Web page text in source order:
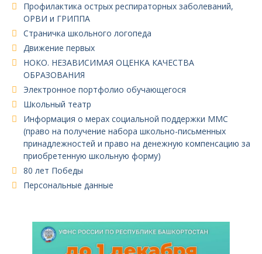
Профилактика острых респираторных заболеваний,
ОРВИ и ГРИППА
Страничка школьного логопеда
Движение первых
НОКО. НЕЗАВИСИМАЯ ОЦЕНКА КАЧЕСТВА
ОБРАЗОВАНИЯ
Электронное портфолио обучающегося
Школьный театр
Информация о мерах социальной поддержки ММС
(право на получение набора школьно-письменных
принадлежностей и право на денежную компенсацию за
приобретенную школьную форму)
80 лет Победы
Персональные данные